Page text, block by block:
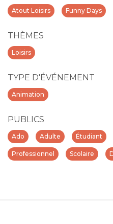
Atout Loisirs Funny Days
THÈMES
Loisirs
TYPE D'ÉVÉNEMENT
Animation
PUBLICS
Ado Adulte Étudiant
Professionnel Scolaire